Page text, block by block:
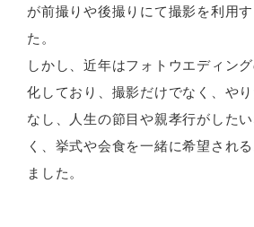
が前撮りや後撮りにて撮影を利用
た。
しかし、近年はフォトウエディン
化しており、撮影だけでなく、や
なし、人生の節目や親孝行がした
く、挙式や会食を一緒に希望され
ました。